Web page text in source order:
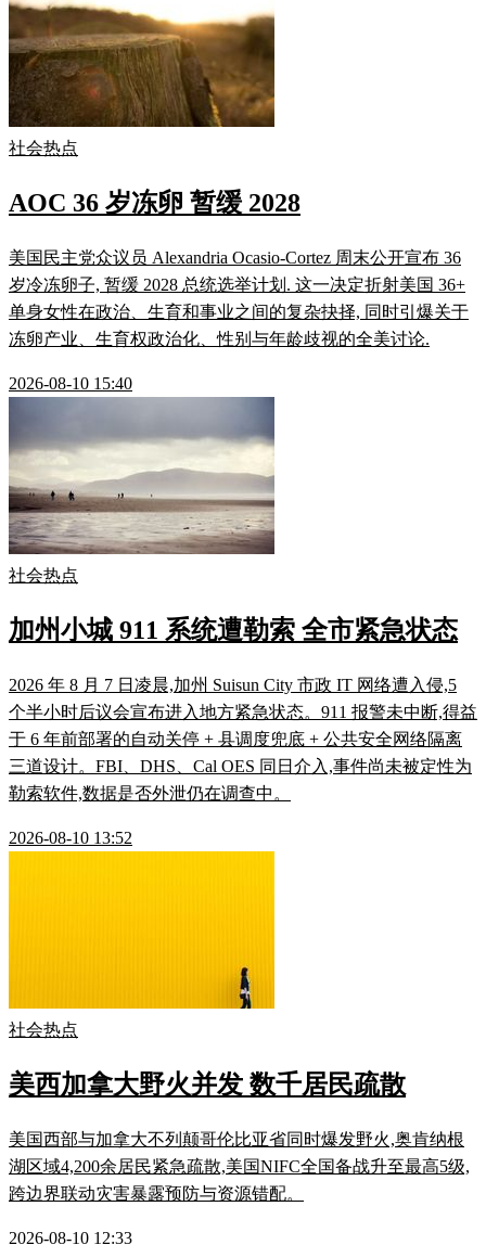
社会热点
AOC 36 岁冻卵 暂缓 2028
美国民主党众议员 Alexandria Ocasio-Cortez 周末公开宣布 36
岁冷冻卵子, 暂缓 2028 总统选举计划. 这一决定折射美国 36+
单身女性在政治、生育和事业之间的复杂抉择, 同时引爆关于
冻卵产业、生育权政治化、性别与年龄歧视的全美讨论.
2026-08-10 15:40
社会热点
加州小城 911 系统遭勒索 全市紧急状态
2026 年 8 月 7 日凌晨,加州 Suisun City 市政 IT 网络遭入侵,5
个半小时后议会宣布进入地方紧急状态。911 报警未中断,得益
于 6 年前部署的自动关停 + 县调度兜底 + 公共安全网络隔离
三道设计。FBI、DHS、Cal OES 同日介入,事件尚未被定性为
勒索软件,数据是否外泄仍在调查中。
2026-08-10 13:52
社会热点
美西加拿大野火并发 数千居民疏散
美国西部与加拿大不列颠哥伦比亚省同时爆发野火,奥肯纳根
湖区域4,200余居民紧急疏散,美国NIFC全国备战升至最高5级,
跨边界联动灾害暴露预防与资源错配。
2026-08-10 12:33